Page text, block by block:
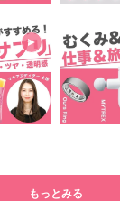
もっとみる